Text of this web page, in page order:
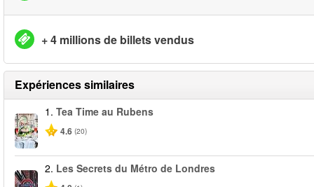
+ 4 millions de billets vendus
Expériences similaires
1. Tea Time au Rubens
4.6 (20)
2. Les Secrets du Métro de Londres